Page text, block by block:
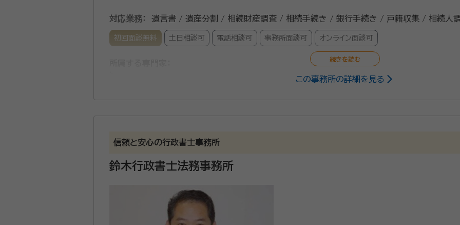
対応業務： 遺言書 / 遺産分割 / 相続財産調査 / 相続手続き / 銀行手続き / 戸籍収集 / 相続人
初回面談無料 土日相談可 電話相談可 事務所面談可 オンライン面談可
行政書士・CFP、1級ファイナンシャル・プランニング技能士、相続診断士
なければ、大変骨の折れることです。私自身も親の死亡によって苦労した時期がありますので、
も行っておりますので、今後の家計改善やライフプランも一緒に考えていきます。
行政書士, １級ファイナンシャル・プランニング技能士、CFPⓇ認定者
京都府行政書士会
この事務所の詳細を見る
信頼と安心の行政書士事務所
鈴木行政書士法務事務所